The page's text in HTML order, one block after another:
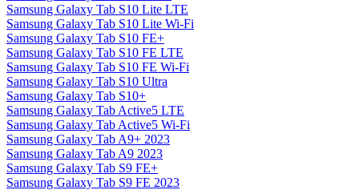
Samsung Galaxy Tab S10 Lite LTE
Samsung Galaxy Tab S10 Lite Wi-Fi
Samsung Galaxy Tab S10 FE+
Samsung Galaxy Tab S10 FE LTE
Samsung Galaxy Tab S10 FE Wi-Fi
Samsung Galaxy Tab S10 Ultra
Samsung Galaxy Tab S10+
Samsung Galaxy Tab Active5 LTE
Samsung Galaxy Tab Active5 Wi-Fi
Samsung Galaxy Tab A9+ 2023
Samsung Galaxy Tab A9 2023
Samsung Galaxy Tab S9 FE+
Samsung Galaxy Tab S9 FE 2023